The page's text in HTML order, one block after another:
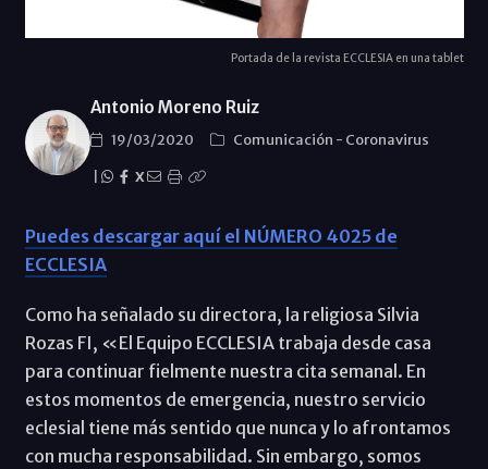
Portada de la revista ECCLESIA en una tablet
Antonio Moreno Ruiz
19/03/2020 Comunicación - Coronavirus
X
Puedes descargar aquí el NÚMERO 4025 de
ECCLESIA
Como ha señalado su directora, la religiosa Silvia
Rozas FI, «El Equipo ECCLESIA trabaja desde casa
para continuar fielmente nuestra cita semanal. En
estos momentos de emergencia, nuestro servicio
eclesial tiene más sentido que nunca y lo afrontamos
con mucha responsabilidad. Sin embargo, somos